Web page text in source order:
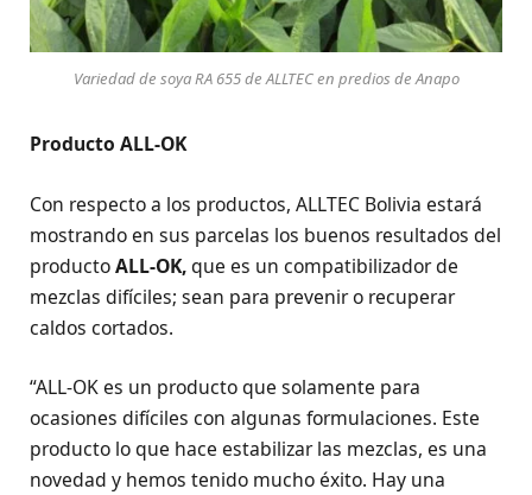
Variedad de soya RA 655 de ALLTEC en predios de Anapo
Producto ALL-OK
Con respecto a los productos, ALLTEC Bolivia estará
mostrando en sus parcelas los buenos resultados del
productoALL-OK,que es un compatibilizador de
mezclas difíciles; sean para prevenir o recuperar
caldos cortados.
“ALL-OK es un producto que solamente para
ocasiones difíciles con algunas formulaciones. Este
producto lo que hace estabilizar las mezclas, es una
novedad y hemos tenido mucho éxito. Hay una